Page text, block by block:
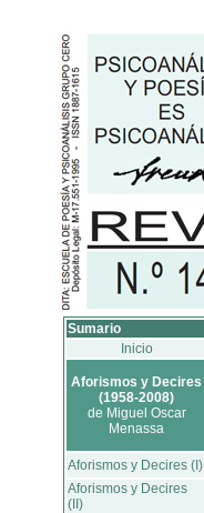
Sumario
Inicio
Aforismos y Decires
(1958-2008)
de Miguel Oscar
Menassa
Aforismos y Decires (I)
Aforismos y Decires
(II)